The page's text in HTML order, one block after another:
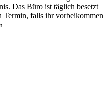
Das Büro ist täglich besetzt
falls ihr vorbeikommen